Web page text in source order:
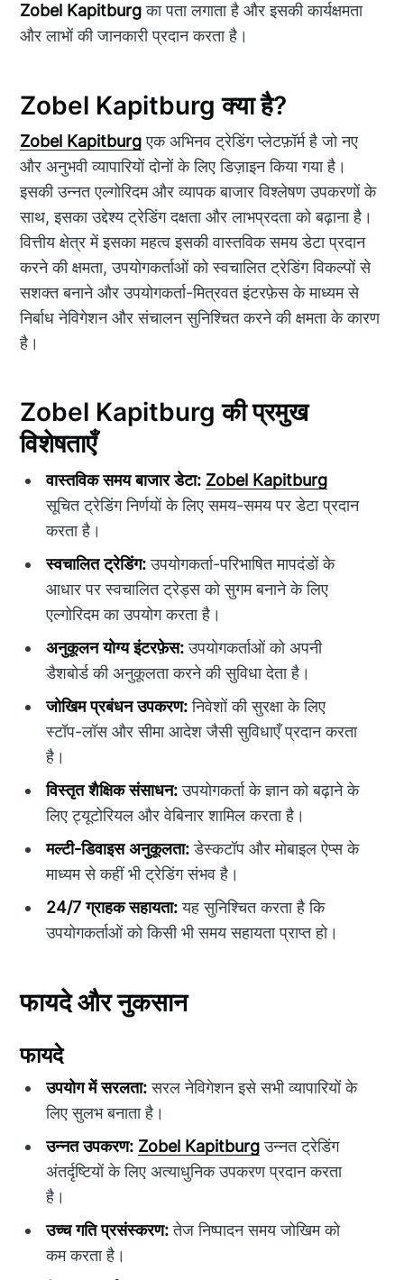
Zobel Kapitburgका पता लगाता है और इसकी कार्यक्षमता
और लाभों की जानकारी प्रदान करता है।
Zobel Kapitburg क्या है?
Zobel Kapitburgएक अभिनव ट्रेडिंग प्लेटफ़ॉर्म है जो नए
और अनुभवी व्यापारियों दोनों के लिए डिज़ाइन किया गया है।
इसकी उन्नत एल्गोरिदम और व्यापक बाजार विश्लेषण उपकरणों के
साथ, इसका उद्देश्य ट्रेडिंग दक्षता और लाभप्रदता को बढ़ाना है।
वित्तीय क्षेत्र में इसका महत्व इसकी वास्तविक समय डेटा प्रदान
करने की क्षमता, उपयोगकर्ताओं को स्वचालित ट्रेडिंग विकल्पों से
सशक्त बनाने और उपयोगकर्ता-मित्रवत इंटरफ़ेस के माध्यम से
निर्बाध नेविगेशन और संचालन सुनिश्चित करने की क्षमता के कारण
है।
Zobel Kapitburg की प्रमुख
विशेषताएँ
वास्तविक समय बाजार डेटा: Zobel Kapitburg
सूचित ट्रेडिंग निर्णयों के लिए समय-समय पर डेटा प्रदान
करता है।
स्वचालित ट्रेडिंग:उपयोगकर्ता-परिभाषित मापदंडों के
आधार पर स्वचालित ट्रेड्स को सुगम बनाने के लिए
एल्गोरिदम का उपयोग करता है।
अनुकूलन योग्य इंटरफ़ेस:उपयोगकर्ताओं को अपनी
डैशबोर्ड की अनुकूलता करने की सुविधा देता है।
जोखिम प्रबंधन उपकरण:निवेशों की सुरक्षा के लिए
स्टॉप-लॉस और सीमा आदेश जैसी सुविधाएँ प्रदान करता
है।
विस्तृत शैक्षिक संसाधन:उपयोगकर्ता के ज्ञान को बढ़ाने के
लिए ट्यूटोरियल और वेबिनार शामिल करता है।
मल्टी-डिवाइस अनुकूलता:डेस्कटॉप और मोबाइल ऐप्स के
माध्यम से कहीं भी ट्रेडिंग संभव है।
24/7 ग्राहक सहायता:यह सुनिश्चित करता है कि
उपयोगकर्ताओं को किसी भी समय सहायता प्राप्त हो।
फायदे और नुकसान
फायदे
उपयोग में सरलता:सरल नेविगेशन इसे सभी व्यापारियों के
लिए सुलभ बनाता है।
उन्नत उपकरण: Zobel Kapitburgउन्नत ट्रेडिंग
अंतर्दृष्टियों के लिए अत्याधुनिक उपकरण प्रदान करता
है।
उच्च गति प्रसंस्करण:तेज निष्पादन समय जोखिम को
कम करता है।